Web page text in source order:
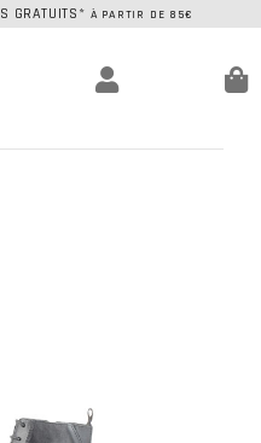
GRATUITS* À PARTIR DE 85€